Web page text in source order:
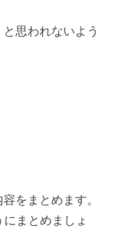
思われないよう
をまとめます。
まとめましょ